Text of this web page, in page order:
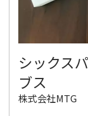
シックス
ブス
株式会社MTG